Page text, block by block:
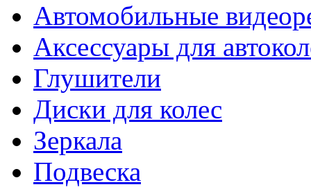
Автомобильные
Аксессуары для
Глушители
Диски для колес
Зеркала
Подвеска